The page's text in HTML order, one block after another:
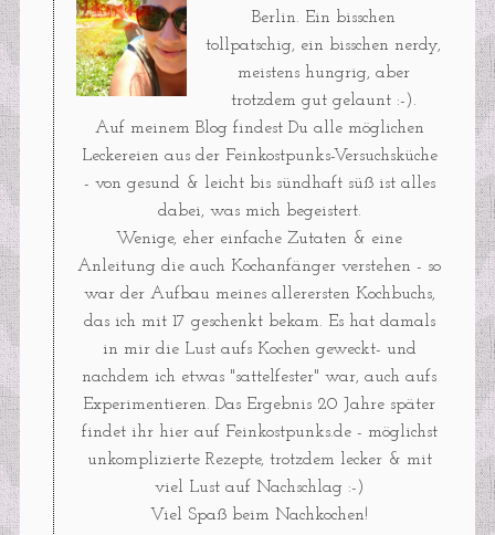
Berlin. Ein bisschen
tollpatschig, ein bisschen nerdy,
meistens hungrig, aber
trotzdem gut gelaunt :-).
Auf meinem Blog findest Du alle möglichen
Leckereien aus der Feinkostpunks-Versuchsküche
- von gesund & leicht bis sündhaft süß ist alles
dabei, was mich begeistert.
Wenige, eher einfache Zutaten & eine
Anleitung die auch Kochanfänger verstehen - so
war der Aufbau meines allerersten Kochbuchs,
das ich mit 17 geschenkt bekam. Es hat damals
in mir die Lust aufs Kochen geweckt- und
nachdem ich etwas "sattelfester" war, auch aufs
Experimentieren. Das Ergebnis 20 Jahre später
findet ihr hier auf Feinkostpunks.de - möglichst
unkomplizierte Rezepte, trotzdem lecker & mit
viel Lust auf Nachschlag :-)
Viel Spaß beim Nachkochen!